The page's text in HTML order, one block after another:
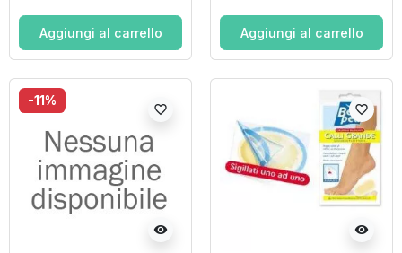
Aggiungi al carrello
MASTER-AID
FOOTCARE B5
Aggiungi al carrello
-11%
visibility
favorite_border
visibility
favorite_border